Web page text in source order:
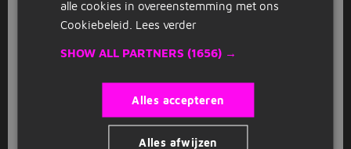
beveiliger. Solliciteer gemakkelijk via Jobbird en start
Hoe solliciteer ik als beveiliger in
alle cookies in overeenstemming met ons
Cookiebeleid. Lees verder
SHOW ALL PARTNERS (1656) →
Alles accepteren
Alles afwijzen